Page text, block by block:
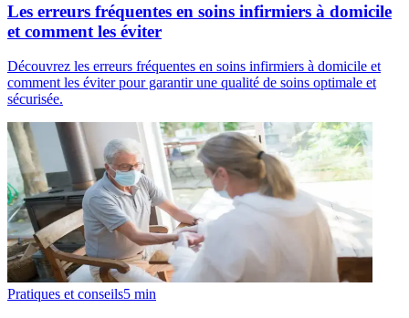
Les erreurs fréquentes en soins infirmiers à domicile
et comment les éviter
Découvrez les erreurs fréquentes en soins infirmiers à domicile et
comment les éviter pour garantir une qualité de soins optimale et
sécurisée.
Pratiques et conseils5 min